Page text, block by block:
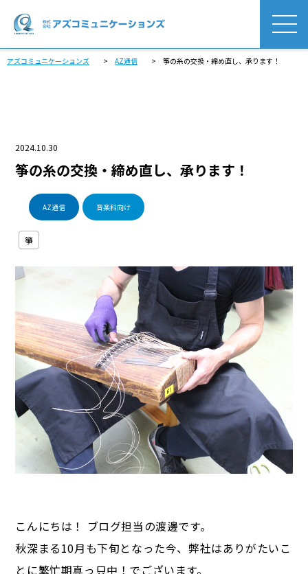
アズコミュニケーションズ > AZ通信 > 筝の糸の交換・締め直し、承ります！
2024.10.30
筝の糸の交換・締め直し、承ります！
AZ通信 音楽科向け
箏
こんにちは！ ブログ担当の渡邊です。
秋深まる10月も下旬となった今、弊社はありがたいこ
とに繁忙期真っ只中！でございます。